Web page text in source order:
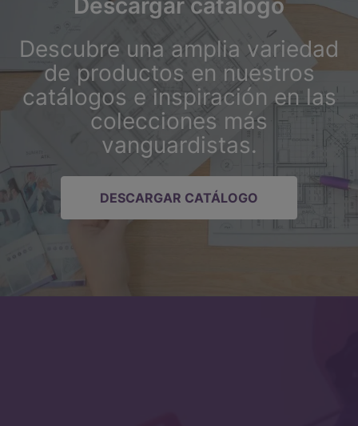
Descubre una amplia variedad
de productos en nuestros
catálogos e inspiración en las
colecciones más
vanguardistas.
DESCARGAR CATÁLOGO